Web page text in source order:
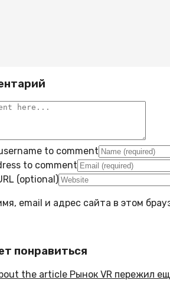
to comment
to comment
(optional)
email и адрес сайта в этом
понравиться